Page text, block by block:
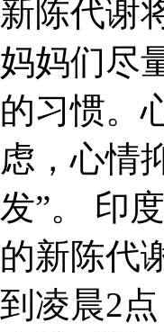
新陈代谢
妈妈们尽
的习惯。
虑，心情
发”。 印
的新陈代
到凌晨2